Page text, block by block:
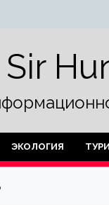
Sir
ЭКОЛОГИЯ